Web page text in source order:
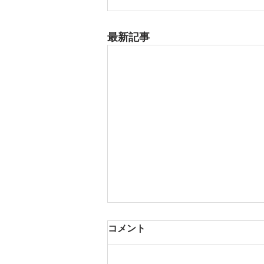
最新記事
8月17日 大府市
夏用ふとんレンタルご予約いただ
コメント